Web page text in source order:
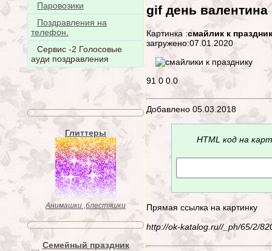
Паровозики
Поздравления на
телефон.
Сервис -2 Голосовые
ауди поздравления
Глиттеры
Анимашки ,блестяшки
Семейный праздник
gif день валентина
Картинка :смайлик к
загружено:07.01.2020
91 0 0.0
Добавлено 05.03.2018
HTML код на
Прямая ссылка на картинку
http://ok-katalog.ru//_ph/65/2/